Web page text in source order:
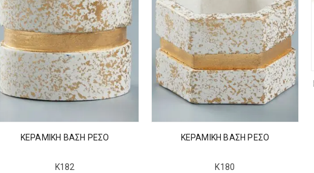
ΚΕΡΑΜΙΚΗ ΒΑΣΗ ΡΕΣΟ
Κ182
ΚΕΡΑΜΙΚΗ ΒΑΣΗ ΡΕΣΟ
Κ180